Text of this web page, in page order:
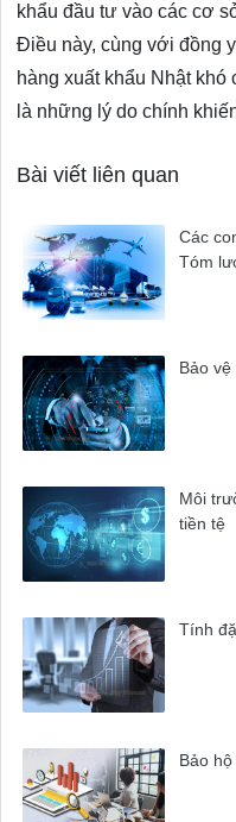
khẩu đầu tư vào các cơ
Điều này, cùng với đồng
hàng xuất khẩu Nhật
là những lý do chính
Bài viết liên quan
Các
Tóm
Bảo
Môi
tiền tệ
Tính
Bảo